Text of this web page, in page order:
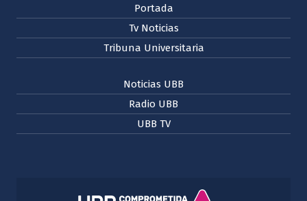
Portada
Tv Noticias
Tribuna Universitaria
Noticias UBB
Radio UBB
UBB TV